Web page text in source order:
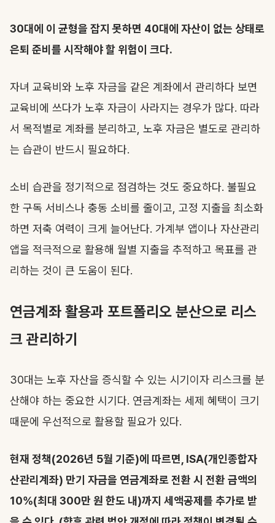
30대에 이 균형을 잡지 못하면 40대에 자산이 없는 상태로
은퇴 준비를 시작해야 할 위험이 크다.
자녀 교육비와 노후 자금을 같은 계좌에서 관리하다 보면
교육비에 쓰다가 노후 자금이 사라지는 경우가 많다. 따라
서 목적별로 계좌를 분리하고, 노후 자금은 별도로 관리하
는 습관이 반드시 필요하다.
소비 습관을 정기적으로 점검하는 것도 중요하다. 불필요
한 구독 서비스나 충동 소비를 줄이고, 고정 지출을 최소화
하면 저축 여력이 크게 늘어난다. 가계부 앱이나 자산관리
앱을 적극적으로 활용해 월별 지출을 추적하고 목표를 관
리하는 것이 큰 도움이 된다.
연금계좌 활용과 포트폴리오 분산으로 리스
크 관리하기
30대는 노후 자산을 증식할 수 있는 시기이자 리스크를 분
산해야 하는 중요한 시기다. 연금계좌는 세제 혜택이 크기
때문에 우선적으로 활용할 필요가 있다.
현재 정책(2026년 5월 기준)에 따르면, ISA(개인종합자
산관리계좌) 만기 자금을 연금계좌로 전환 시 전환 금액의
10%(최대 300만 원 한도 내)까지 세액공제를 추가로 받